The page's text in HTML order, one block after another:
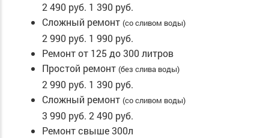
2 490 руб. 1 390 руб.
Сложный ремонт (со сливом воды)
2 990 руб. 1 990 руб.
Ремонт от 125 до 300 литров
Простой ремонт (без слива воды)
2 990 руб. 1 390 руб.
Сложный ремонт (со сливом воды)
3 990 руб. 2 490 руб.
Ремонт свыше 300л